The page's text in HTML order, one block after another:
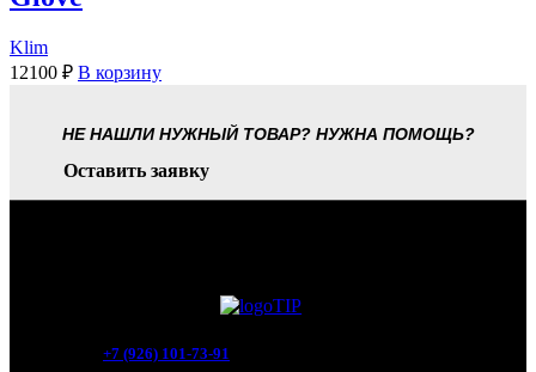
Klim
12100 ₽ В корзину
НЕ НАШЛИ НУЖНЫЙ ТОВАР? НУЖНА ПОМОЩЬ?
Оставить заявку
+7 (926) 101-73-91